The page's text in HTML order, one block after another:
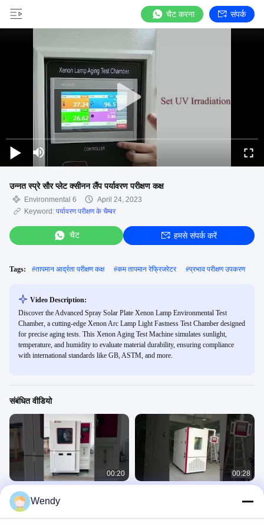
चैट करना संपर्क
उन्नत स्प्रे सौर प्लेट क्सीनन लैंप पर्यावरण परीक्षण कक्ष
Environmental 6
April 24, 2023
Keyword: पर्यावरण परीक्षण के चैम्बर
चैट हमसे संपर्क करें
Tags: #तापमान आर्द्रता परीक्षण कक्ष #कम तापमान रेफ्रिजरेटर #प्रभाव परीक्षण उपकरण
Video Description:
Discover the Advanced Spray Solar Plate Xenon Lamp Environmental Test
Chamber, a cutting-edge Xenon Arc Lamp Light Fastness Test Chamber designed
for precise aging tests. This Xenon Aging Test Machine simulates sunlight,
temperature, and humidity to evaluate material durability, ensuring compliance
with international standards like GB, ASTM, and more.
संबंधित वीडियो
00:20
ISO 20653 IEC60529 IEC 6059 रेन
टेस्ट चैंबर IPX3 IPX4 IPX5 IPX6 के साथ
Environmental 6
00:28
Wendy